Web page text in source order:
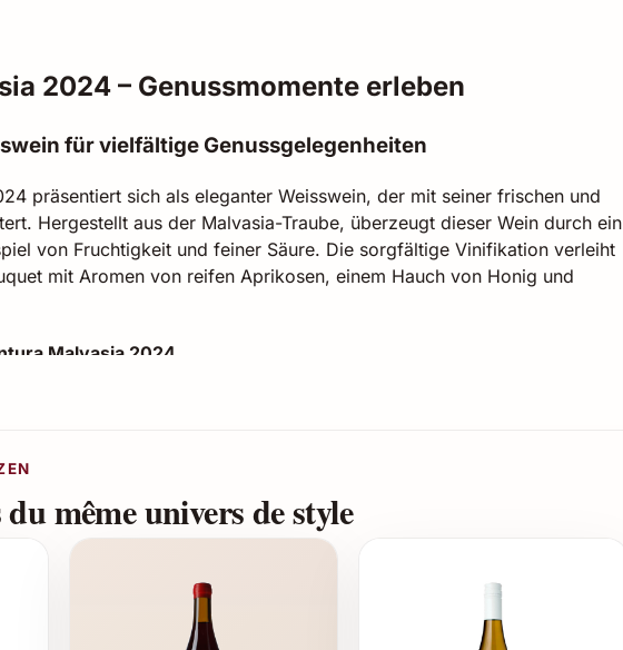
2024 – Genussmomente erleben
für vielfältige Genussgelegenheiten
präsentiert sich als eleganter Weisswein, der mit seiner frischen und
Hergestellt aus der Malvasia-Traube, überzeugt dieser Wein durch ein
von Fruchtigkeit und feiner Säure. Die sorgfältige Vinifikation verleiht
mit Aromen von reifen Aprikosen, einem Hauch von Honig und
Malvasia 2024
Klimazone, optimal für Malvasia-Trauben
sich ideal für verschiedenste Anlässe und Genussmomente. Er ist ein
leichten Vorspeisen, mediterranen Fischgerichten sowie zu frischen
même univers de style